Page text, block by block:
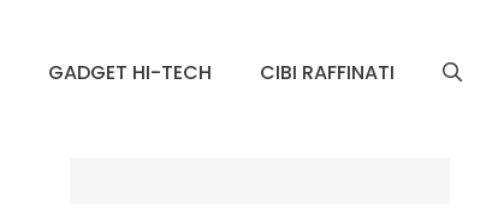
GADGET HI-TECH CIBI RAFFINATI